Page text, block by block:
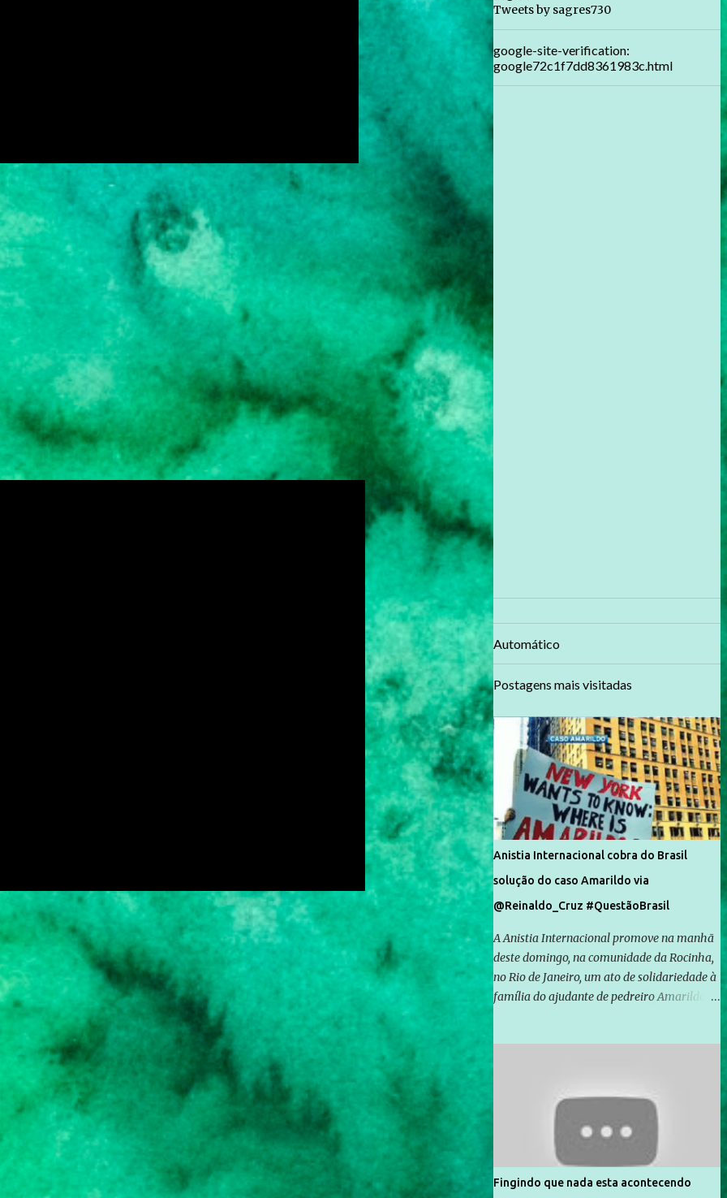
Tweets by sagres730
google-site-verification:
google72c1f7dd8361983c.html
Automático
Postagens mais visitadas
Anistia Internacional cobra do Brasil
solução do caso Amarildo via
@Reinaldo_Cruz #QuestãoBrasil
A Anistia Internacional promove na manhã
deste domingo, na comunidade da Rocinha,
no Rio de Janeiro, um ato de solidariedade à
família do ajudante de pedreiro Amarildo de
Rocinha. A assessora de Direitos Humanos
da Anistia Internacional, Renata Neder, disse
à Agência Brasil que ações e atividades de
mobilização são feitas normalmente pela
organização não governamental. As ações
de solidariedade são promovidas em apoio
Fingindo que nada esta acontecendo